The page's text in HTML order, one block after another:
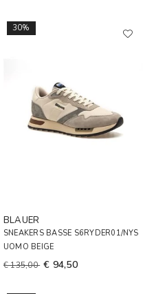
30%
BLAUER
SNEAKERS BASSE S6RYDER01/NYS
UOMO BEIGE
€ 135,00 € 94,50